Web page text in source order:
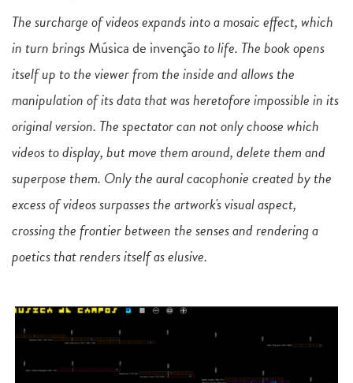
The surcharge of videos expands into a mosaic effect, which
in turn bringsMúsica de invençãoto life. The book opens
itself up to the viewer from the inside and allows the
manipulation of its data that was heretofore impossible in its
original version. The spectator can not only choose which
videos to display, but move them around, delete them and
superpose them. Only the aural cacophonie created by the
excess of videos surpasses the artwork's visual aspect,
crossing the frontier between the senses and rendering a
poetics that renders itself as elusive.